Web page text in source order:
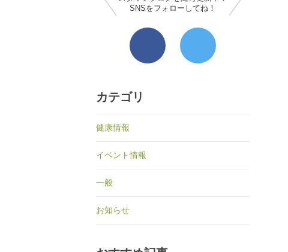
SNSをフォローしてね！
カテゴリ
健康情報
イベント情報
一般
お知らせ